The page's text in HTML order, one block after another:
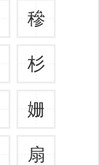
穇
杉
姗
扇